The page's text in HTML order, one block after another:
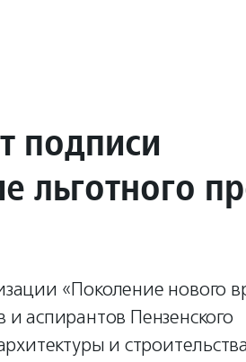
подписи
льготного
«Поколение нового
аспирантов Пензенского
и